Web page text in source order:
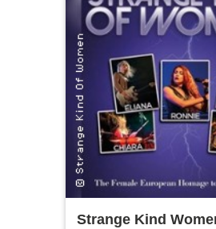
Strange Kind